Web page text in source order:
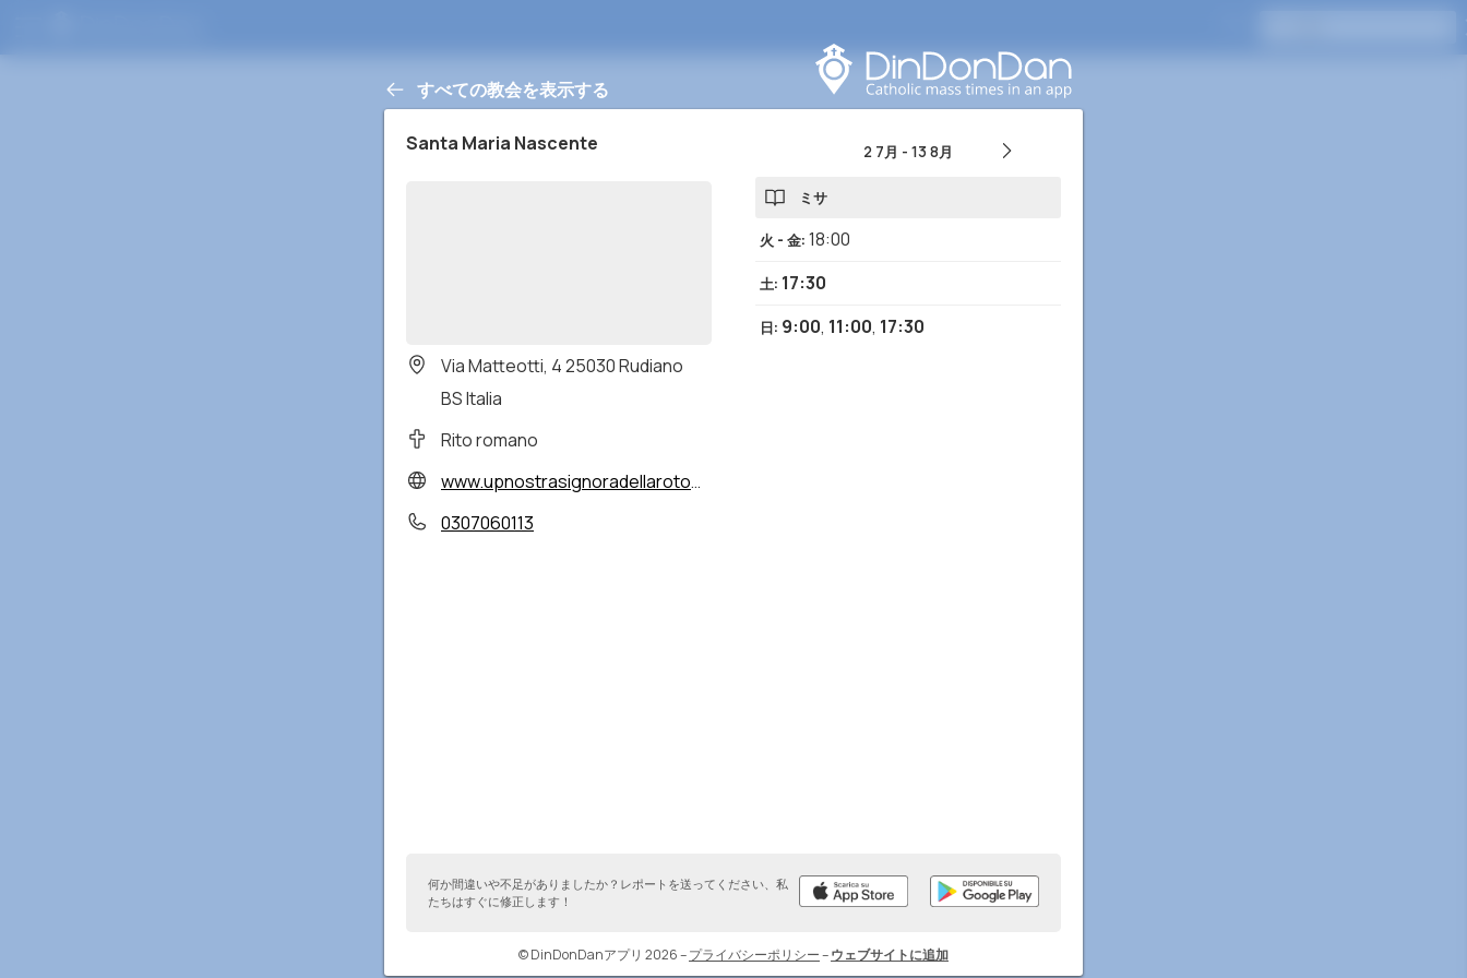
すべての教会を表示する
Santa Maria Nascente
Via Matteotti, 4 25030 Rudiano
BS Italia
Rito romano
www.upnostrasignoradellarotonda.it/
0307060113
2 7月 - 13 8月
ミサ
火 - 金: 18:00
土: 17:30
日: 9:00, 11:00, 17:30
何か間違いや不足がありましたか？レポートを送ってください、私
たちはすぐに修正します！
© DinDonDanアプリ 2026–プライバシーポリシー–ウェブサイトに追加